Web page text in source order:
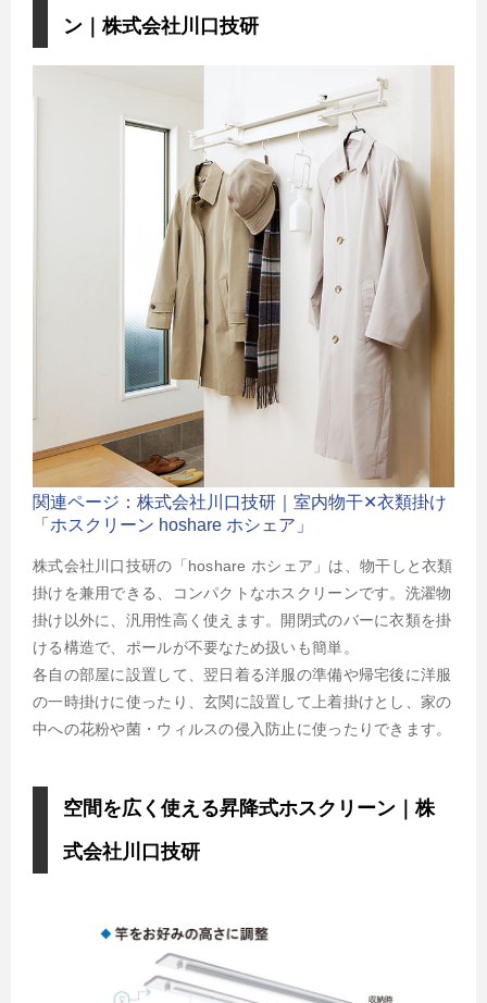
ン｜株式会社川口技研
関連ページ：株式会社川口技研｜室内物干✕衣類掛け
「ホスクリーン hoshare ホシェア」
株式会社川口技研の「hoshare ホシェア」は、物干しと衣類
掛けを兼用できる、コンパクトなホスクリーンです。洗濯物
掛け以外に、汎用性高く使えます。開閉式のバーに衣類を掛
ける構造で、ポールが不要なため扱いも簡単。
各自の部屋に設置して、翌日着る洋服の準備や帰宅後に洋服
の一時掛けに使ったり、玄関に設置して上着掛けとし、家の
中への花粉や菌・ウィルスの侵入防止に使ったりできます。
空間を広く使える昇降式ホスクリーン｜株
式会社川口技研